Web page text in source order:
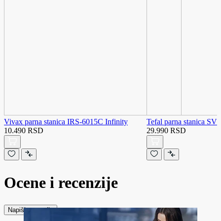
Vivax parna stanica IRS-6015C Infinity
10.490 RSD
Tefal parna stanica
29.990 RSD
Ocene i recenzije
Napiši recenziju